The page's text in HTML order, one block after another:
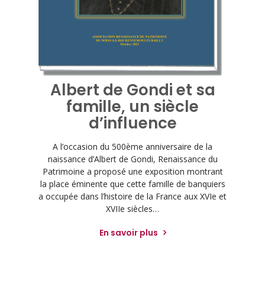
Albert de Gondi et sa
famille, un siècle
d’influence
A l’occasion du 500ème anniversaire de la
naissance d’Albert de Gondi, Renaissance du
Patrimoine a proposé une exposition montrant
la place éminente que cette famille de banquiers
a occupée dans l’histoire de la France aux XVIe et
XVIIe siècles…
En savoir plus